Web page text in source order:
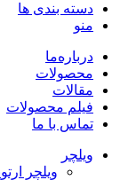
دسته بندی ها
منو
درباره‌ما
محصولات
مقالات
فیلم محصولات
تماس با ما
ویلچر
ویلچر